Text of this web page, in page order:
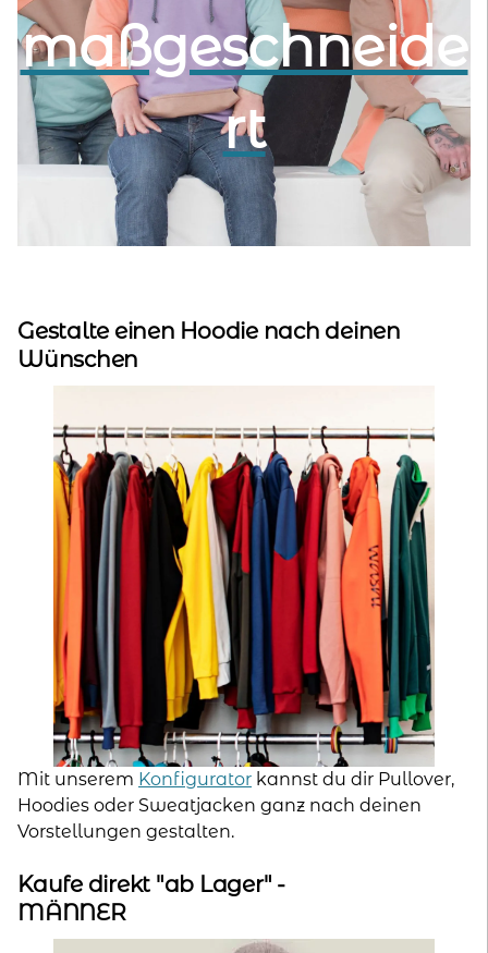
kontakt
home
maßgeschneide
rt
Gestalte einen Hoodie nach deinen
Wünschen
Mit unserem Konfigurator kannst du dir Pullover,
Hoodies oder Sweatjacken ganz nach deinen
Vorstellungen gestalten.
Kaufe direkt "ab Lager" -
MÄNNER